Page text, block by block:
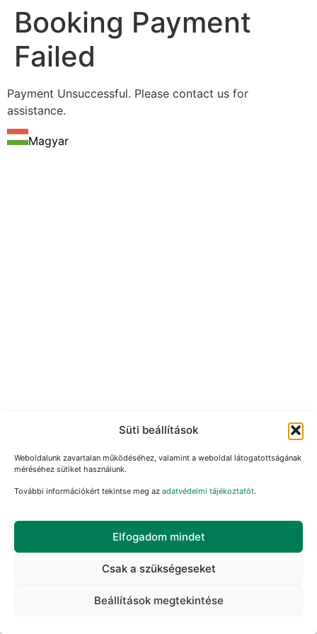
Süti beállítások
Weboldalunk zavartalan működéséhez, valamint a weboldal látogatottságának
méréséhez sütiket használunk.
További információkért tekintse meg az adatvédelmi tájékoztatót.
Elfogadom mindet
Csak a szükségeseket
Beállítások megtekintése
Booking Payment
Failed
Payment Unsuccessful. Please contact us for
assistance.
Magyar